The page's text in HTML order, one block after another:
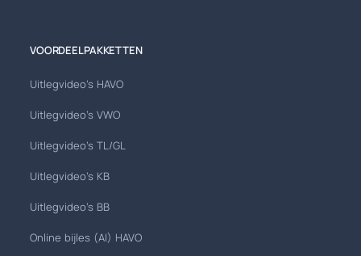
VOORDEELPAKKETTEN
Uitlegvideo's HAVO
Uitlegvideo's VWO
Uitlegvideo's TL/GL
Uitlegvideo's KB
Uitlegvideo's BB
Online bijles (AI) HAVO